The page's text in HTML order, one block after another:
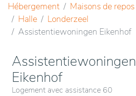
Hébergement Maisons de repos
Halle
Londerzeel
Assistentiewoningen Eikenhof
Assistentiewoningen
Eikenhof
Logement avec assistance 60